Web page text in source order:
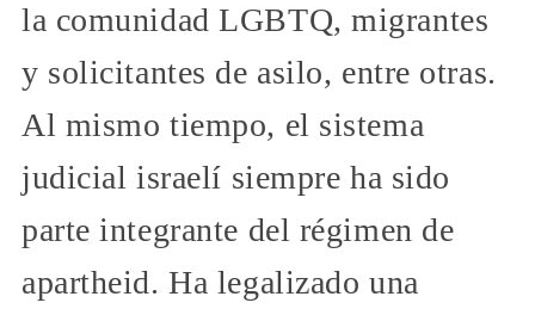
la comunidad LGBTQ, migrantes
y solicitantes de asilo, entre otras.
Al mismo tiempo, el sistema
judicial israelí siempre ha sido
parte integrante del régimen de
apartheid. Ha legalizado una